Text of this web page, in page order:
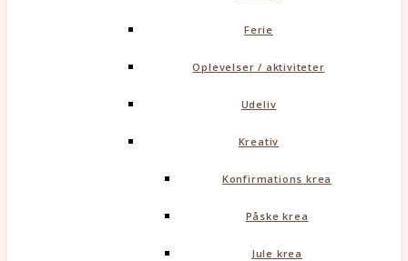
Ferie
Oplevelser / aktiviteter
Udeliv
Kreativ
Konfirmations krea
Påske krea
Jule krea